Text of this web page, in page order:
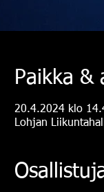
Paikka &
20.4.2024 klo
Lohjan